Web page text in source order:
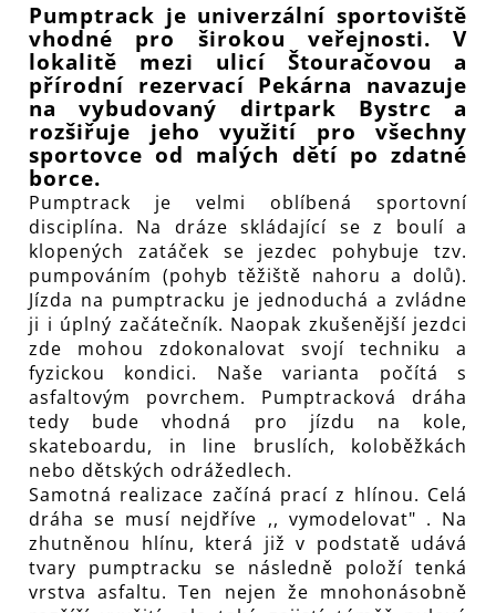
Pumptrack je univerzální sportoviště
vhodné pro širokou veřejnosti. V
lokalitě mezi ulicí Štouračovou a
přírodní rezervací Pekárna navazuje
na vybudovaný dirtpark Bystrc a
rozšiřuje jeho využití pro všechny
sportovce od malých dětí po zdatné
borce.
Pumptrack je velmi oblíbená sportovní
disciplína. Na dráze skládající se z boulí a
klopených zatáček se jezdec pohybuje tzv.
pumpováním (pohyb těžiště nahoru a dolů).
Jízda na pumptracku je jednoduchá a zvládne
ji i úplný začátečník. Naopak zkušenější jezdci
zde mohou zdokonalovat svojí techniku a
fyzickou kondici. Naše varianta počítá s
asfaltovým povrchem. Pumptracková dráha
tedy bude vhodná pro jízdu na kole,
skateboardu, in line bruslích, koloběžkách
nebo dětských odrážedlech.
Samotná realizace začíná prací z hlínou. Celá
dráha se musí nejdříve ,, vymodelovat" . Na
zhutněnou hlínu, která již v podstatě udává
tvary pumptracku se následně položí tenká
vrstva asfaltu. Ten nejen že mnohonásobně